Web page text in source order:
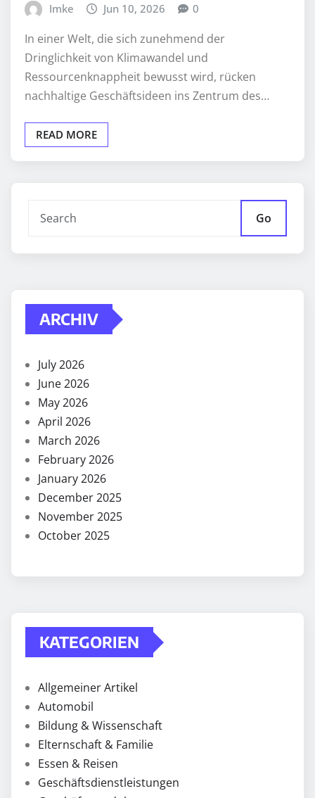
Imke Jun 10, 2026 0
In einer Welt, die sich zunehmend der
Dringlichkeit von Klimawandel und
Ressourcenknappheit bewusst wird, rücken
nachhaltige Geschäftsideen ins Zentrum des…
READ MORE
Go
ARCHIV
July 2026
June 2026
May 2026
April 2026
March 2026
February 2026
January 2026
December 2025
November 2025
October 2025
KATEGORIEN
Allgemeiner Artikel
Automobil
Bildung & Wissenschaft
Elternschaft & Familie
Essen & Reisen
Geschäftsdienstleistungen